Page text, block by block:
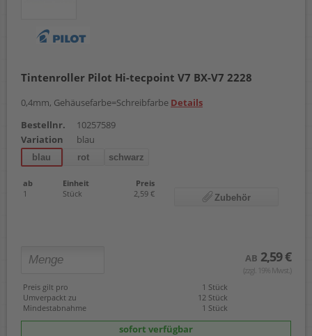
Tintenroller Pilot Hi-tecpoint V7 BX-V7 2228
0,4mm, Gehäusefarbe=Schreibfarbe Details
Bestellnr.
10257589
Variation
blau
blau rot schwarz
ab Einheit
Preis
1
Stück 2,59 € Zubehör
AB 2,59 €
(zzgl. 19% Mwst.)
Preis gilt pro
1 Stück
Umverpackt zu
12 Stück
Mindestabnahme
1 Stück
sofort verfügbar